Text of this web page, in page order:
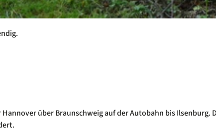
über Braunschweig auf der Autobahn bis Ilsenburg.